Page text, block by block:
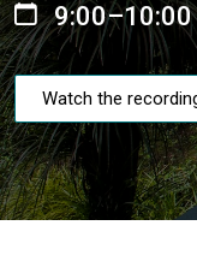
9:00–10:00
Watch the